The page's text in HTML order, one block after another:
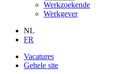
Werkzoekende
Werkgever
NL
FR
Vacatures
Gehele site